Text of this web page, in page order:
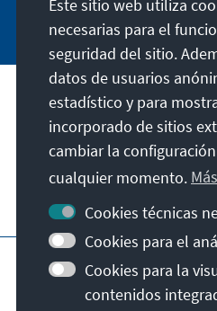
Dirección
Contacto
Visita también
Página principal de la KAS
Protección de datos
Declaración
Este sitio web utiliza
necesarias para el
seguridad del sitio.
datos de usuarios
estadístico y para
incorporado de sitios
cambiar la
cualquier momento.
Cookies técnicas
Cookies para el
Cookies para la
contenidos